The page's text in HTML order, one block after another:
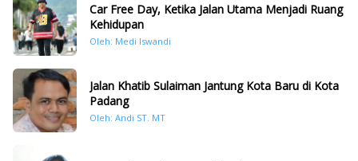
Car Free Day, Ketika Jalan Utama Menjadi Ruang
Kehidupan
Oleh: Medi Iswandi
Jalan Khatib Sulaiman Jantung Kota Baru di Kota
Padang
Oleh: Andi ST. MT